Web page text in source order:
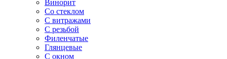
Винорит
Со стеклом
С витражами
С резьбой
Филенчатые
Глянцевые
С окном